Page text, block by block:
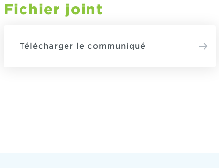
Fichier joint
Télécharger le communiqué